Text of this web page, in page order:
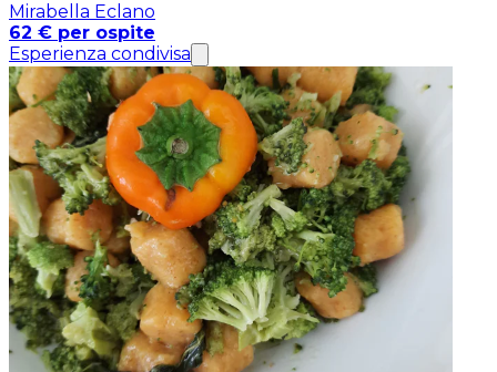
Mirabella Eclano
62 € per ospite
Esperienza condivisa